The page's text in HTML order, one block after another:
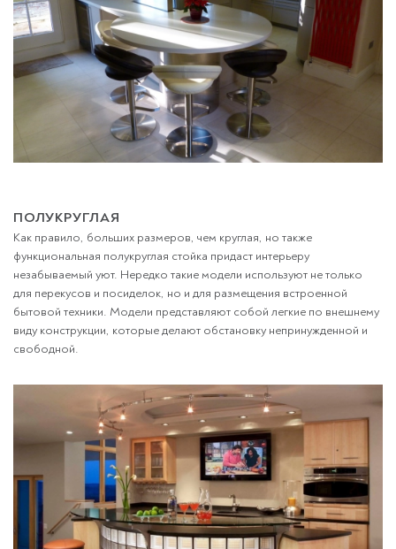
ПОЛУКРУГЛАЯ
Как правило, больших размеров, чем круглая, но также
функциональная полукруглая стойка придаст интерьеру
незабываемый уют. Нередко такие модели используют не только
для перекусов и посиделок, но и для размещения встроенной
бытовой техники. Модели представляют собой легкие по внешнему
виду конструкции, которые делают обстановку непринужденной и
свободной.